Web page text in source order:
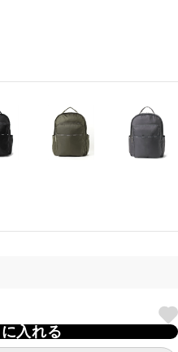
入れる